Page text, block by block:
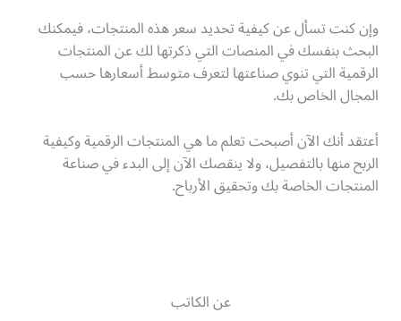
وإن كنت تسأل عن كيفية تحديد سعر هذه المنتجات، فيمكنك
البحث بنفسك في المنصات التي ذكرتها لك عن المنتجات
الرقمية التي تنوي صناعتها لتعرف متوسط أسعارها حسب
المجال الخاص بك.
أعتقد أنك الآن أصبحت تعلم ما هي المنتجات الرقمية وكيفية
الربح منها بالتفصيل، ولا ينقصك الآن إلى البدء في صناعة
المنتجات الخاصة بك وتحقيق الأرباح.
عن الكاتب